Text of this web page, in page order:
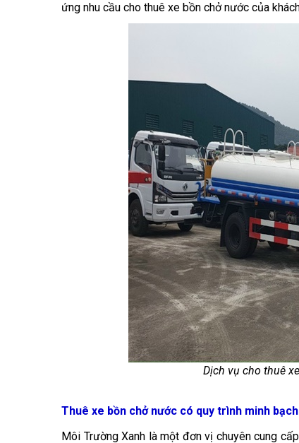
ứng nhu cầu cho thuê xe bồn chở nước của
Dịch vụ cho thuê
Thuê xe bồn chở nước có quy trình minh bạch
Môi Trường Xanh là một đơn vị chuyên cung